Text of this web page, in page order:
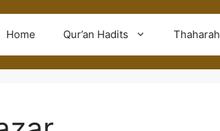
Home Qur’an Hadits Thaharah